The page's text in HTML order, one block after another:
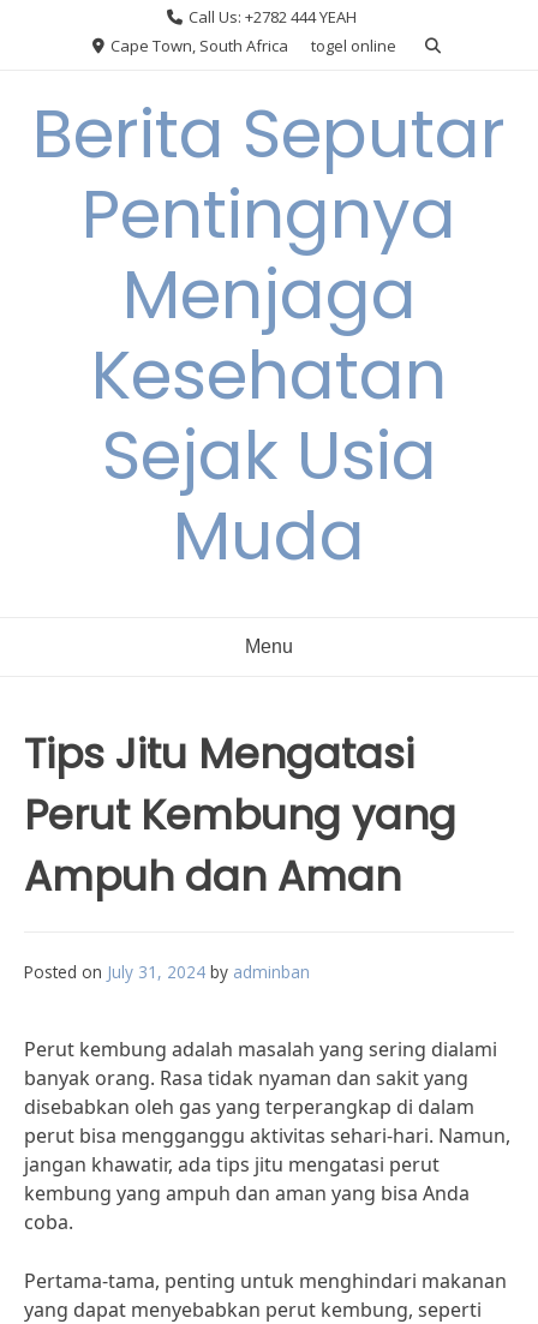
Call Us: +2782 444 YEAH
Cape Town, South Africa
togel online
Berita Seputar
Pentingnya
Menjaga
Kesehatan
Sejak Usia
Muda
Menu
Tips Jitu Mengatasi
Perut Kembung yang
Ampuh dan Aman
Posted on July 31, 2024 by adminban
Perut kembung adalah masalah yang sering dialami
banyak orang. Rasa tidak nyaman dan sakit yang
disebabkan oleh gas yang terperangkap di dalam
perut bisa mengganggu aktivitas sehari-hari. Namun,
jangan khawatir, ada tips jitu mengatasi perut
kembung yang ampuh dan aman yang bisa Anda
coba.
Pertama-tama, penting untuk menghindari makanan
yang dapat menyebabkan perut kembung, seperti